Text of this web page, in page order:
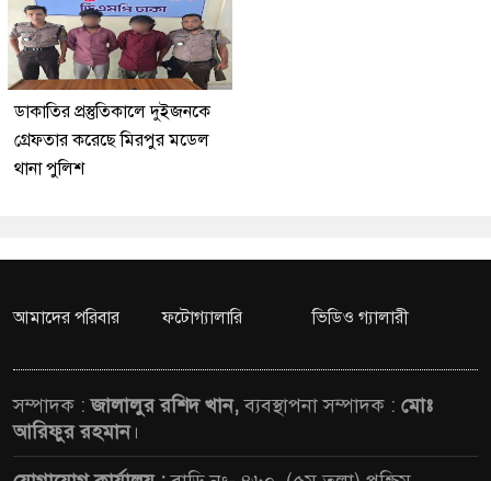
ডাকাতির প্রস্তুতিকালে দুইজনকে
গ্রেফতার করেছে মিরপুর মডেল
থানা পুলিশ
আমাদের পরিবার ফটোগ্যালারি ভিডিও গ্যালারী
সম্পাদক :জালালুর রশিদ খান,ব্যবস্থাপনা সম্পাদক : মোঃ
আরিফুর রহমান।